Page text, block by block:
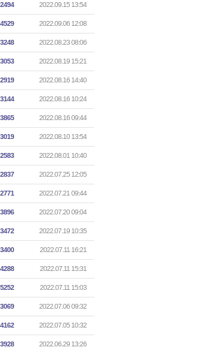
2494 2022.09.15 13:54
4529 2022.09.06 12:08
3248 2022.08.23 08:06
3053 2022.08.19 15:21
2919 2022.08.16 14:40
3144 2022.08.16 10:24
3865 2022.08.16 09:44
3019 2022.08.10 13:54
2583 2022.08.01 10:40
2837 2022.07.25 12:05
2771 2022.07.21 09:44
3896 2022.07.20 09:04
3472 2022.07.19 10:35
3400 2022.07.11 16:21
4288 2022.07.11 15:31
5252 2022.07.11 15:03
3069 2022.07.06 09:32
4162 2022.07.05 10:32
3928 2022.06.29 13:26